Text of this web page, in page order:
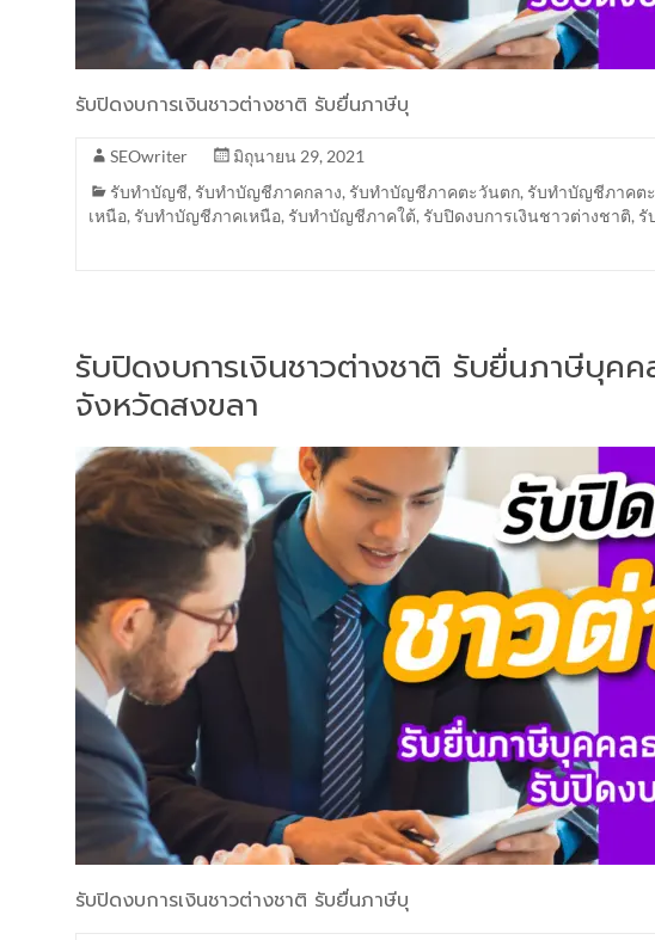
รับปิดงบการเงินชาวต่างชาติ รับยื่นภาษีบุ
SEOwriter
มิถุนายน 29, 2021
รับทำบัญชี, รับทำบัญชีภาคกลาง, รับทำบัญชีภาคตะวันตก, รับทำบัญชีภาคต
เหนือ, รับทำบัญชีภาคเหนือ, รับทำบัญชีภาคใต้, รับปิดงบการเงินชาวต่างชาติ, รั
รับปิดงบการเงินชาวต่างชาติ รับยื่นภาษีบุคค
จังหวัดสงขลา
รับปิดงบการเงินชาวต่างชาติ รับยื่นภาษีบุ